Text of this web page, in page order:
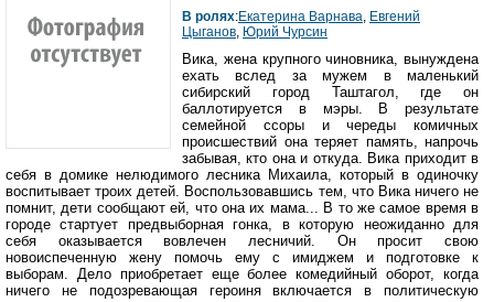
В ролях:Екатерина Варнава, Евгений
Цыганов, Юрий Чурсин
Вика, жена крупного чиновника, вынуждена
ехать вслед за мужем в маленький
сибирский город Таштагол, где он
баллотируется в мэры. В результате
семейной ссоры и череды комичных
происшествий она теряет память, напрочь
забывая, кто она и откуда. Вика приходит в
себя в домике нелюдимого лесника Михаила, который в одиночку
воспитывает троих детей. Воспользовавшись тем, что Вика ничего не
помнит, дети сообщают ей, что она их мама... В то же самое время в
городе стартует предвыборная гонка, в которую неожиданно для
себя оказывается вовлечен лесничий. Он просит свою
новоиспеченную жену помочь ему с имиджем и подготовке к
выборам. Дело приобретает еще более комедийный оборот, когда
ничего не подозревающая героиня включается в политическую